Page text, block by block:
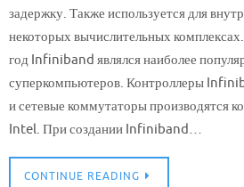
задержку. Также используется для
некоторых вычислительных
год Infiniband являлся наиболее
суперкомпьютеров. Контроллеры
и сетевые коммутаторы производятся
Intel. При создании Infiniband…
CONTINUE READING